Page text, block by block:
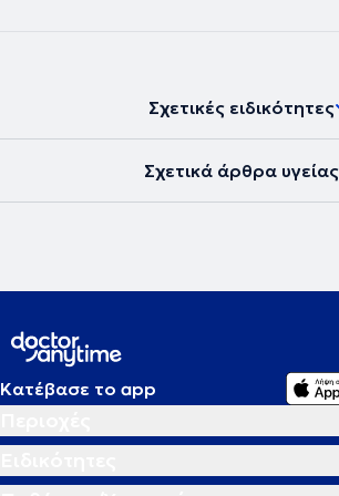
Σχετικές ειδικότητες
Σχετικά άρθρα υγείας
Κατέβασε το app